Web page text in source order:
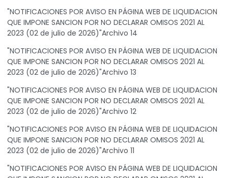
"NOTIFICACIONES POR AVISO EN PÁGINA WEB DE LIQUIDACION
QUE IMPONE SANCION POR NO DECLARAR OMISOS 2021 AL
2023 (02 de julio de 2026)"Archivo 14
"NOTIFICACIONES POR AVISO EN PÁGINA WEB DE LIQUIDACION
QUE IMPONE SANCION POR NO DECLARAR OMISOS 2021 AL
2023 (02 de julio de 2026)"Archivo 13
"NOTIFICACIONES POR AVISO EN PÁGINA WEB DE LIQUIDACION
QUE IMPONE SANCION POR NO DECLARAR OMISOS 2021 AL
2023 (02 de julio de 2026)"Archivo 12
"NOTIFICACIONES POR AVISO EN PÁGINA WEB DE LIQUIDACION
QUE IMPONE SANCION POR NO DECLARAR OMISOS 2021 AL
2023 (02 de julio de 2026)"Archivo 11
"NOTIFICACIONES POR AVISO EN PÁGINA WEB DE LIQUIDACION